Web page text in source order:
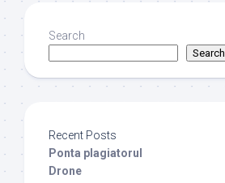
Search
Search
Recent Posts
Ponta plagiatorul
Drone